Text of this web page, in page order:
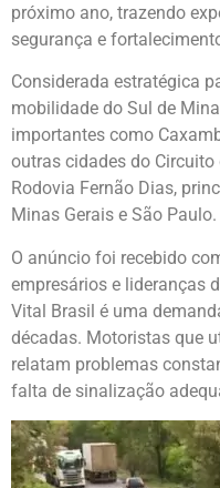
próximo ano, trazendo
segurança e
Considerada estratégica
mobilidade do Sul de
importantes como
outras cidades do
Rodovia Fernão Dias,
Minas Gerais e São Paulo.
O anúncio foi recebido
empresários e lideranças
Vital Brasil é uma
décadas. Motoristas que
relatam problemas
falta de sinalização